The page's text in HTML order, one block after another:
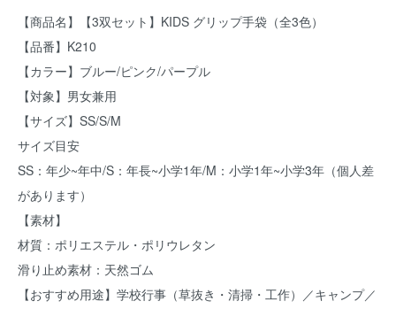
【商品名】【3双セット】KIDS グリップ手袋（全3色）
【品番】K210
【カラー】ブルー/ピンク/パープル
【対象】男女兼用
【サイズ】SS/S/M
サイズ目安
SS：年少~年中/S：年長~小学1年/M：小学1年~小学3年（個人差
があります）
【素材】
材質：ポリエステル・ポリウレタン
滑り止め素材：天然ゴム
【おすすめ用途】学校行事（草抜き・清掃・工作）／キャンプ／